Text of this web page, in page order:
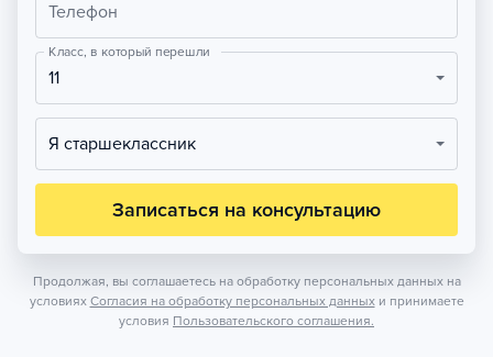
Телефон
Класс, в который перешли
11
Я старшеклассник
Записаться на консультацию
Продолжая, вы соглашаетесь на обработку персональных данных на
условиях Согласия на обработку персональных данных и принимаете
условия Пользовательского соглашения.